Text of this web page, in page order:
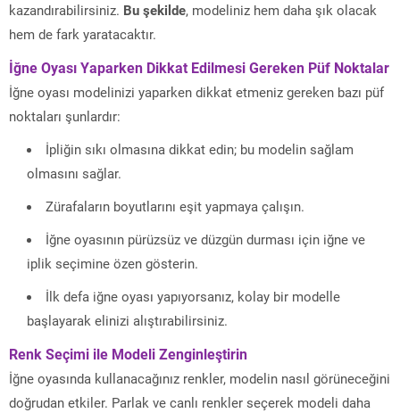
kazandırabilirsiniz. Bu şekilde, modeliniz hem daha şık olacak
hem de fark yaratacaktır.
İğne Oyası Yaparken Dikkat Edilmesi Gereken Püf Noktalar
İğne oyası modelinizi yaparken dikkat etmeniz gereken bazı püf
noktaları şunlardır:
İpliğin sıkı olmasına dikkat edin; bu modelin sağlam
olmasını sağlar.
Zürafaların boyutlarını eşit yapmaya çalışın.
İğne oyasının pürüzsüz ve düzgün durması için iğne ve
iplik seçimine özen gösterin.
İlk defa iğne oyası yapıyorsanız, kolay bir modelle
başlayarak elinizi alıştırabilirsiniz.
Renk Seçimi ile Modeli Zenginleştirin
İğne oyasında kullanacağınız renkler, modelin nasıl görüneceğini
doğrudan etkiler. Parlak ve canlı renkler seçerek modeli daha